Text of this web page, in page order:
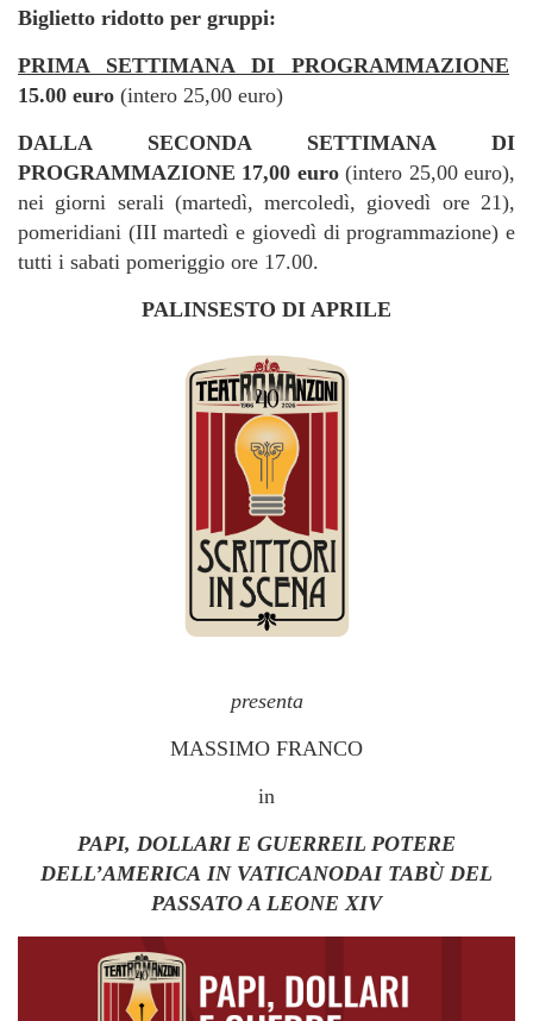
Biglietto ridotto per gruppi:
PRIMA SETTIMANA DI PROGRAMMAZIONE
15.00 euro (intero 25,00 euro)
DALLA SECONDA SETTIMANA DI
PROGRAMMAZIONE 17,00 euro(intero 25,00 euro),
nei giorni serali (martedì, mercoledì, giovedì ore 21),
pomeridiani (III martedì e giovedì di programmazione) e
tutti i sabati pomeriggio ore 17.00.
PALINSESTO DI APRILE
presenta
MASSIMO FRANCO
in
PAPI, DOLLARI E GUERREIL POTERE
DELL’AMERICA IN VATICANODAI TABÙ DEL
PASSATO A LEONE XIV